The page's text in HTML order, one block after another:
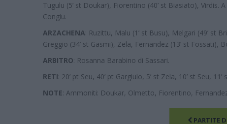
Tugulu (5’ st Doukar), Fiorentino (40’ st Biasiato), Virdis.
Congiu.
ARZACHENA: Ruzittu, Malu (1’ st Busu), Melgari (49’ st
Greggio (34’ st Gasmi), Zela, Fernandez (13’ st Fossati),
ARBITRO: Rosanna Barabino di Sassari.
RETI: 20’ pt Seu, 40’ pt Gargiulo, 5’ st Zela, 10’ st Seu,
NOTE: Ammoniti: Doukar, Olmetto, Fiorentino,
PARTITE